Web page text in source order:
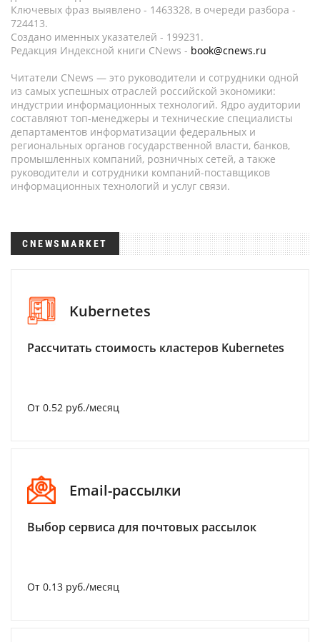
Ключевых фраз выявлено - 1463328, в очереди разбора -
724413.
Создано именных указателей - 199231.
Редакция Индексной книги CNews - book@cnews.ru
Читатели CNews — это руководители и сотрудники одной
из самых успешных отраслей российской экономики:
индустрии информационных технологий. Ядро аудитории
составляют топ-менеджеры и технические специалисты
департаментов информатизации федеральных и
региональных органов государственной власти, банков,
промышленных компаний, розничных сетей, а также
руководители и сотрудники компаний-поставщиков
информационных технологий и услуг связи.
CNEWSMARKET
Kubernetes
Рассчитать стоимость кластеров Kubernetes
От 0.52 руб./месяц
Email-рассылки
Выбор сервиса для почтовых рассылок
От 0.13 руб./месяц